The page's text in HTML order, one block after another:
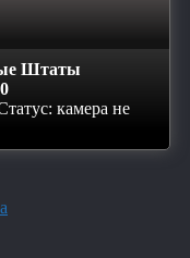
Штаты
камера не